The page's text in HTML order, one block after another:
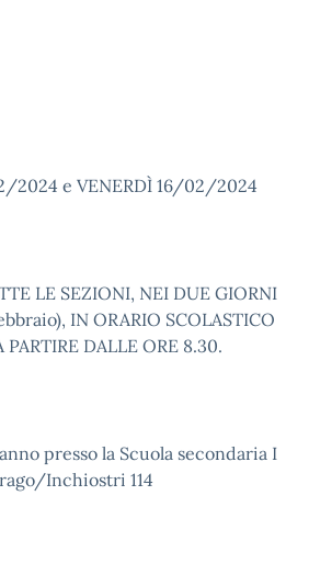
2024 e VENERDÌ 16/02/2024
LE SEZIONI, NEI DUE GIORNI
IN ORARIO SCOLASTICO
DALLE ORE 8.30.
presso la Scuola secondaria I
Inchiostri 114